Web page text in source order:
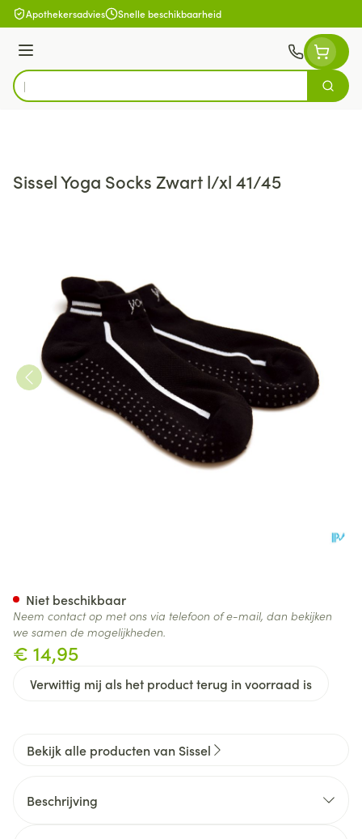
Ga naar de inhoud
Apothekersadvies Snelle beschikbaarheid
Menu
Product, merk, categorie...
Zoek
Sissel Yoga Socks Zwart l/xl 41/45
€ 14,95
Verwittig mij als het product terug in voorraad is
Niet beschikbaar
Neem contact op met ons via telefoon of e-mail, dan bekijken
we samen de mogelijkheden.
Bekijk alle producten van Sissel
Beschrijving